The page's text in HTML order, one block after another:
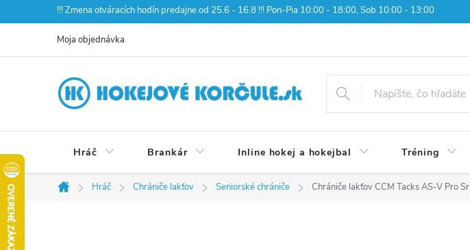
na
!!! Zmena otváracích hodín predajne od 25.6 - 16.8 !!! Pon-Pia 10:00 - 18:00, Sob 10:00 - 13:00
Moja objednávka
Hráč Brankár Inline hokej a hokejbal Tréning
Domov
Hráč Chrániče lakťov Seniorské chrániče Chrániče lakťov CCM Tacks AS-V Pro Sr